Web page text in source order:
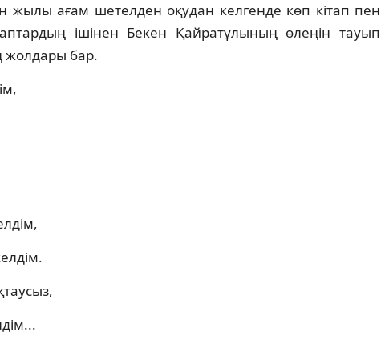
жылы ағам шетелден оқудан келгенде көп кітап пен
ішінен Бекен Қайратұлының өлеңін тауып
бар.